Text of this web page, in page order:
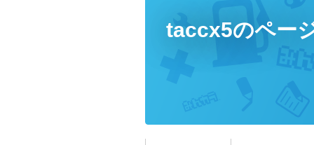
taccx5のペー